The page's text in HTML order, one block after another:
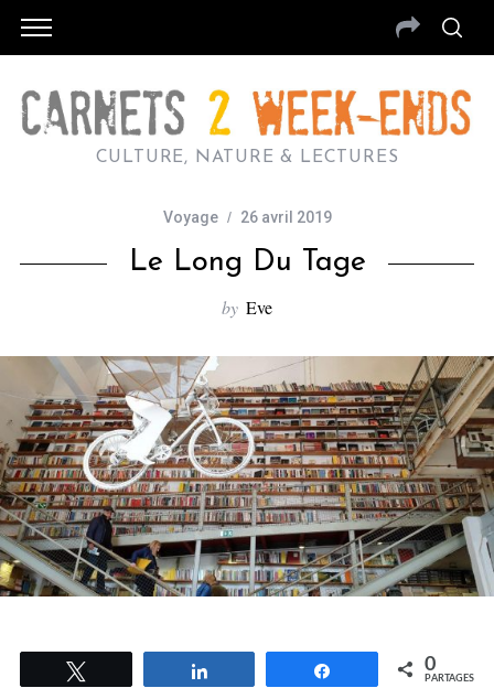
CULTURE, NATURE & LECTURES
Voyage 26 avril 2019
Le Long Du Tage
by Eve
Partagez 0
PARTAGES